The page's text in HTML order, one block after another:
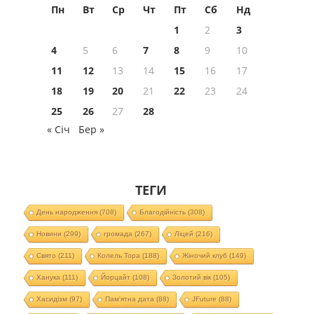
Пн Вт Ср Чт Пт Сб
Нд
1
2
3
4
5 6 7 8 9
10
11
12 13 14 15 16
17
18
19 20 21 22 23
24
25
26 27
28
« Січ
Бер »
ТЕГИ
День народження(708) Благодійність (308)
Новини (299) громада (267) Ліцей (216)
Свято (211) Колель Тора (188) Жіночий клуб (149)
Ханука (111) Йорцайт (108) Золотий вік(105)
Хасидізм (97) Пам'ятна дата (88) JFuture (88)